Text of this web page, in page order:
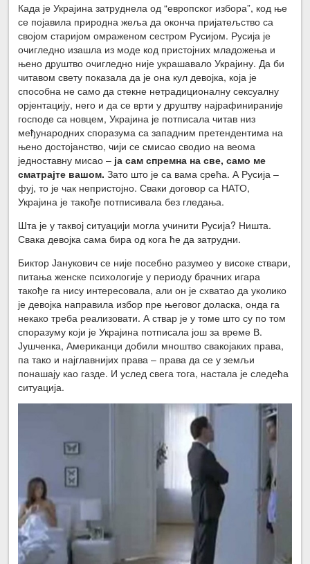
Када је Украјина затруднела од “европског избора”, код ње
се појавила природна жеља да оконча пријатељство са
својом старијом омраженом сестром Русијом. Русија је
очигледно изашла из моде код пристојних младожења и
њено друштво очигледно није украшавало Украјину. Да би
читавом свету показала да је она кул девојка, која је
способна не само да стекне нетрадиционалну сексуалну
орјентацију, него и да се врти у друштву најрафинираније
господе са новцем, Украјина је потписала читав низ
међународних споразума са западним претендентима на
њено достојанство, чији се смисао сводио на веома
једноставну мисао – ја сам спремна на све, само ме
сматрајте вашом. Зато што је са вама срећа. А Русија –
фуј, то је чак непристојно. Сваки договор са НАТО,
Украјина је такође потписивала без гледања.
Шта је у таквој ситуацији могла учинити Русија? Ништа.
Свака девојка сама бира од кога ће да затрудни.
Биктор Јанукович се није посебно разумео у високе ствари,
питања женске психологије у периоду брачних игара
такође га нису интересовала, али он је схватао да уколико
је девојка направила избор пре његовог доласка, онда га
некако треба реализовати. А ствар је у томе што су по том
споразуму који је Украјина потписала још за време В.
Јушченка, Американци добили мноштво свакојаких права,
па тако и најглавнијих права – права да се у земљи
понашају као газде. И услед свега тога, настала је следећа
ситуација.